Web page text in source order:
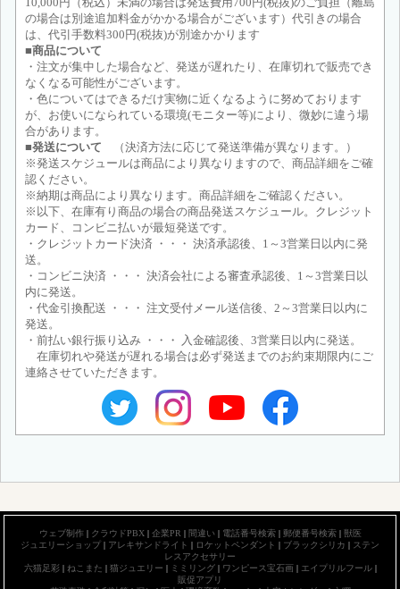
の場合は別途追加料金がかかる場合がございます）代引きの場合
は、代引手数料300円(税抜)が別途かかります
■商品について
・注文が集中した場合など、発送が遅れたり、在庫切れで販売でき
なくなる可能性がございます。
・色についてはできるだけ実物に近くなるように努めております
が、お使いになられている環境(モニター等)により、微妙に違う場
合があります。
■発送について （決済方法に応じて発送準備が異なります。）
※発送スケジュールは商品により異なりますので、商品詳細をご確
認ください。
※納期は商品により異なります。商品詳細をご確認ください。
※以下、在庫有り商品の場合の商品発送スケジュール。クレジット
カード、コンビニ払いが最短発送です。
・クレジットカード決済 ・・・ 決済承認後、1～3営業日以内に発
送。
・コンビニ決済 ・・・ 決済会社による審査承認後、1～3営業日以
内に発送。
・代金引換配送 ・・・ 注文受付メール送信後、2～3営業日以内に
発送。
・前払い銀行振り込み ・・・ 入金確認後、3営業日以内に発送。
在庫切れや発送が遅れる場合は必ず発送までのお約束期限内にご
連絡させていただきます。
ウェブ制作| クラウドPBX| 企業PR | 間違い | 電話番号検索| 郵便番号検索| 獣医
ジュエリーショップ | アレキサンドライト | ロケットペンダント | ブラックシリカ | ステン
レスアクセサリー
六猫足彩| ねこまた | 猫ジュエリー | ミミリング| ワンピース宝石画| エイプリルフール|
販促アプリ